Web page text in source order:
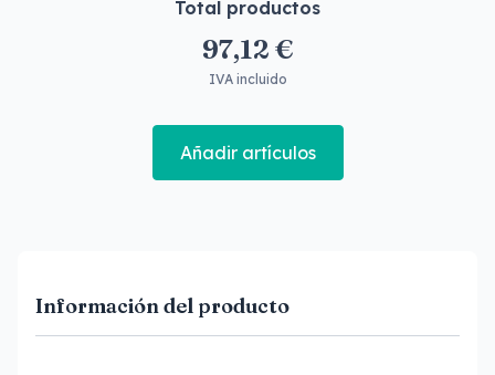
Total productos
97,12 €
IVA incluido
Añadir artículos
Información del producto